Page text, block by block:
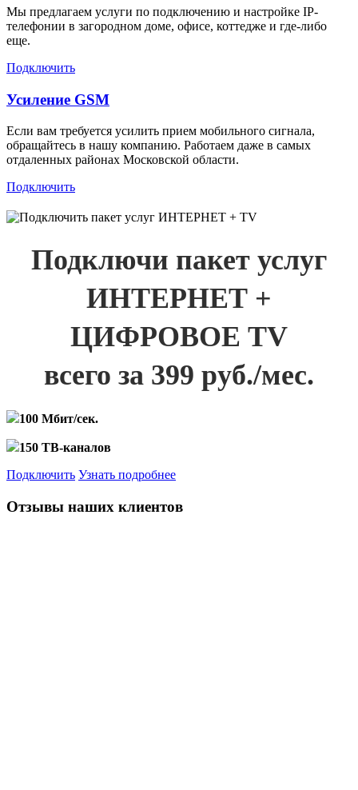
Мы предлагаем услуги по подключению и настройке IP-
телефонии в загородном доме, офисе, коттедже и где-либо
еще.
Подключить
Усиление GSM
Если вам требуется усилить прием мобильного сигнала,
обращайтесь в нашу компанию. Работаем даже в самых
отдаленных районах Московской области.
Подключить
Подключи пакет услуг
ИНТЕРНЕТ +
ЦИФРОВОЕ TV
всего за 399 руб./мес.
100 Мбит/сек.
150 ТВ-каналов
Подключить Узнать подробнее
Отзывы наших клиентов